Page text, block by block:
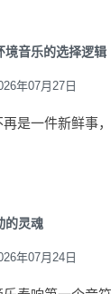
境音乐的选择逻辑
年07月27日
是一件新鲜事
的灵魂
年07月24日